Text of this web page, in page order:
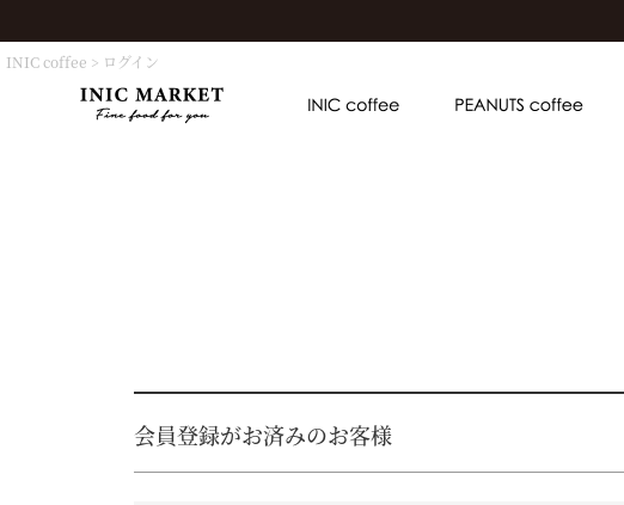
INIC coffee ログイン
会員登録がお済みのお客様